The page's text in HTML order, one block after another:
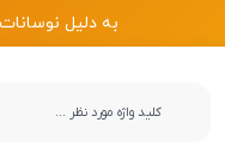
به دلیل